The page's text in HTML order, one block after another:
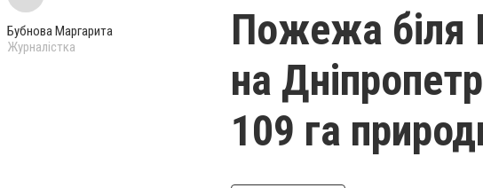
Бубнова Маргарита
Журналістка
Пожежа біля
на
109 га